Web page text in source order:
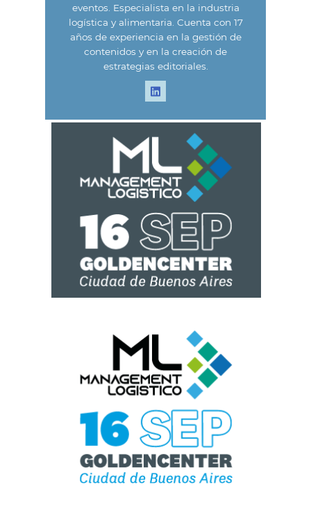
eventos. Especialista en la industria
logística y alimentaria. Cuenta con 17
años de experiencia en la gestión de
contenidos y en la creación de
estrategias editoriales.